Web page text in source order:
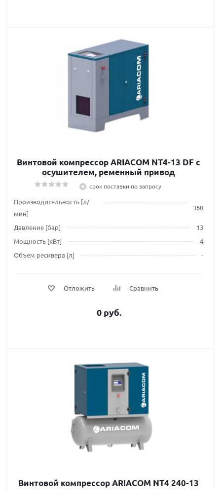
Винтовой компрессор ARIACOM NT4-13 DF c
осушителем, ременный привод
срок поставки по запросу
Производительность [л/
мин]
360
Давление [бар]
13
Мощность [кВт]
4
Объем ресивера [л]
-
Отложить Сравнить
0 руб.
Винтовой компрессор ARIACOM NT4 240-13